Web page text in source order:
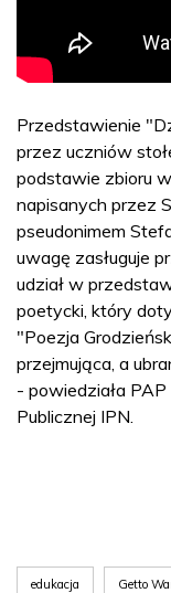
Przedstawienie
przez uczniów
podstawie zbioru
napisanych przez
pseudonimem
uwagę zasługuje
udział w
poetycki, który
"Poezja
przejmująca, a
- powiedziała
Publicznej IPN.
edukacja Getto